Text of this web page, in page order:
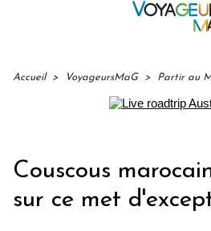
Accueil > VoyageursMaG > Partir au
Couscous
sur ce met